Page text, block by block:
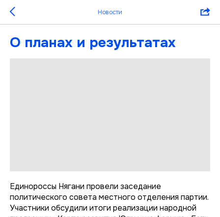
Новости
О планах и результатах
Единороссы Нягани провели заседание
политического совета местного отделения партии.
Участники обсудили итоги реализации народной